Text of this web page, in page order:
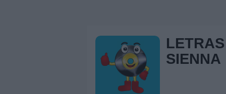
SIENNA